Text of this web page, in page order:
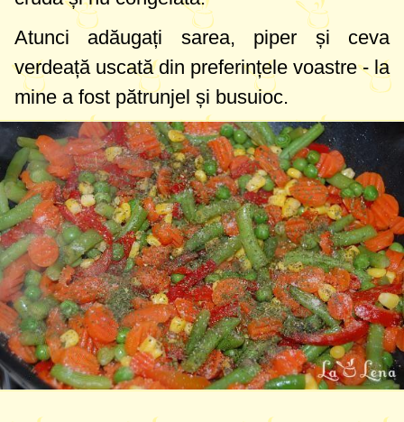
Atunci adăugați sarea, piper și ceva
verdeață uscată din preferințele voastre - la
mine a fost pătrunjel și busuioc.